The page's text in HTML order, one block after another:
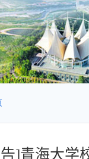
]青海大学